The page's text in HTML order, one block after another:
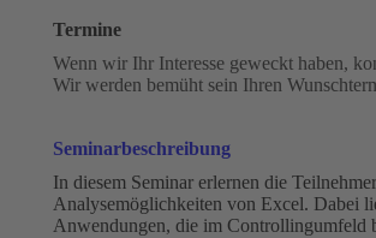
Termine
Wenn wir Ihr Interesse geweckt haben,
Wir werden bemüht sein Ihren
Seminarbeschreibung
In diesem Seminar erlernen die
Analysemöglichkeiten von Excel. Dabei
Anwendungen, die im Controllingumfeld